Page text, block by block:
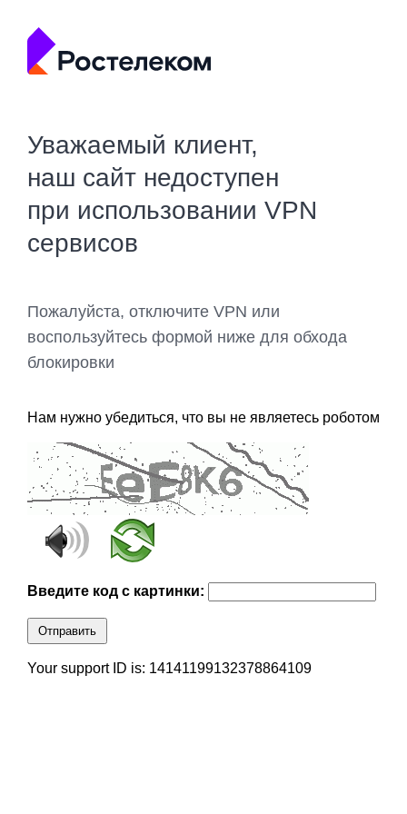
Уважаемый клиент,
наш сайт недоступен
при использовании VPN
сервисов
Пожалуйста, отключите VPN или
воспользуйтесь формой ниже для обхода
блокировки
Нам нужно убедиться, что вы не являетесь роботом
Введите код с картинки:
Отправить
Your support ID is: 14141199132378864109